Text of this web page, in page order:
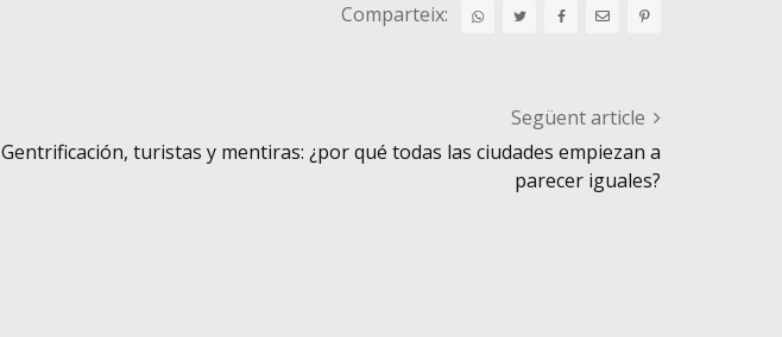
Comparteix:
Següent article
Gentrificación, turistas y mentiras: ¿por qué todas las ciudades empiezan a
parecer iguales?